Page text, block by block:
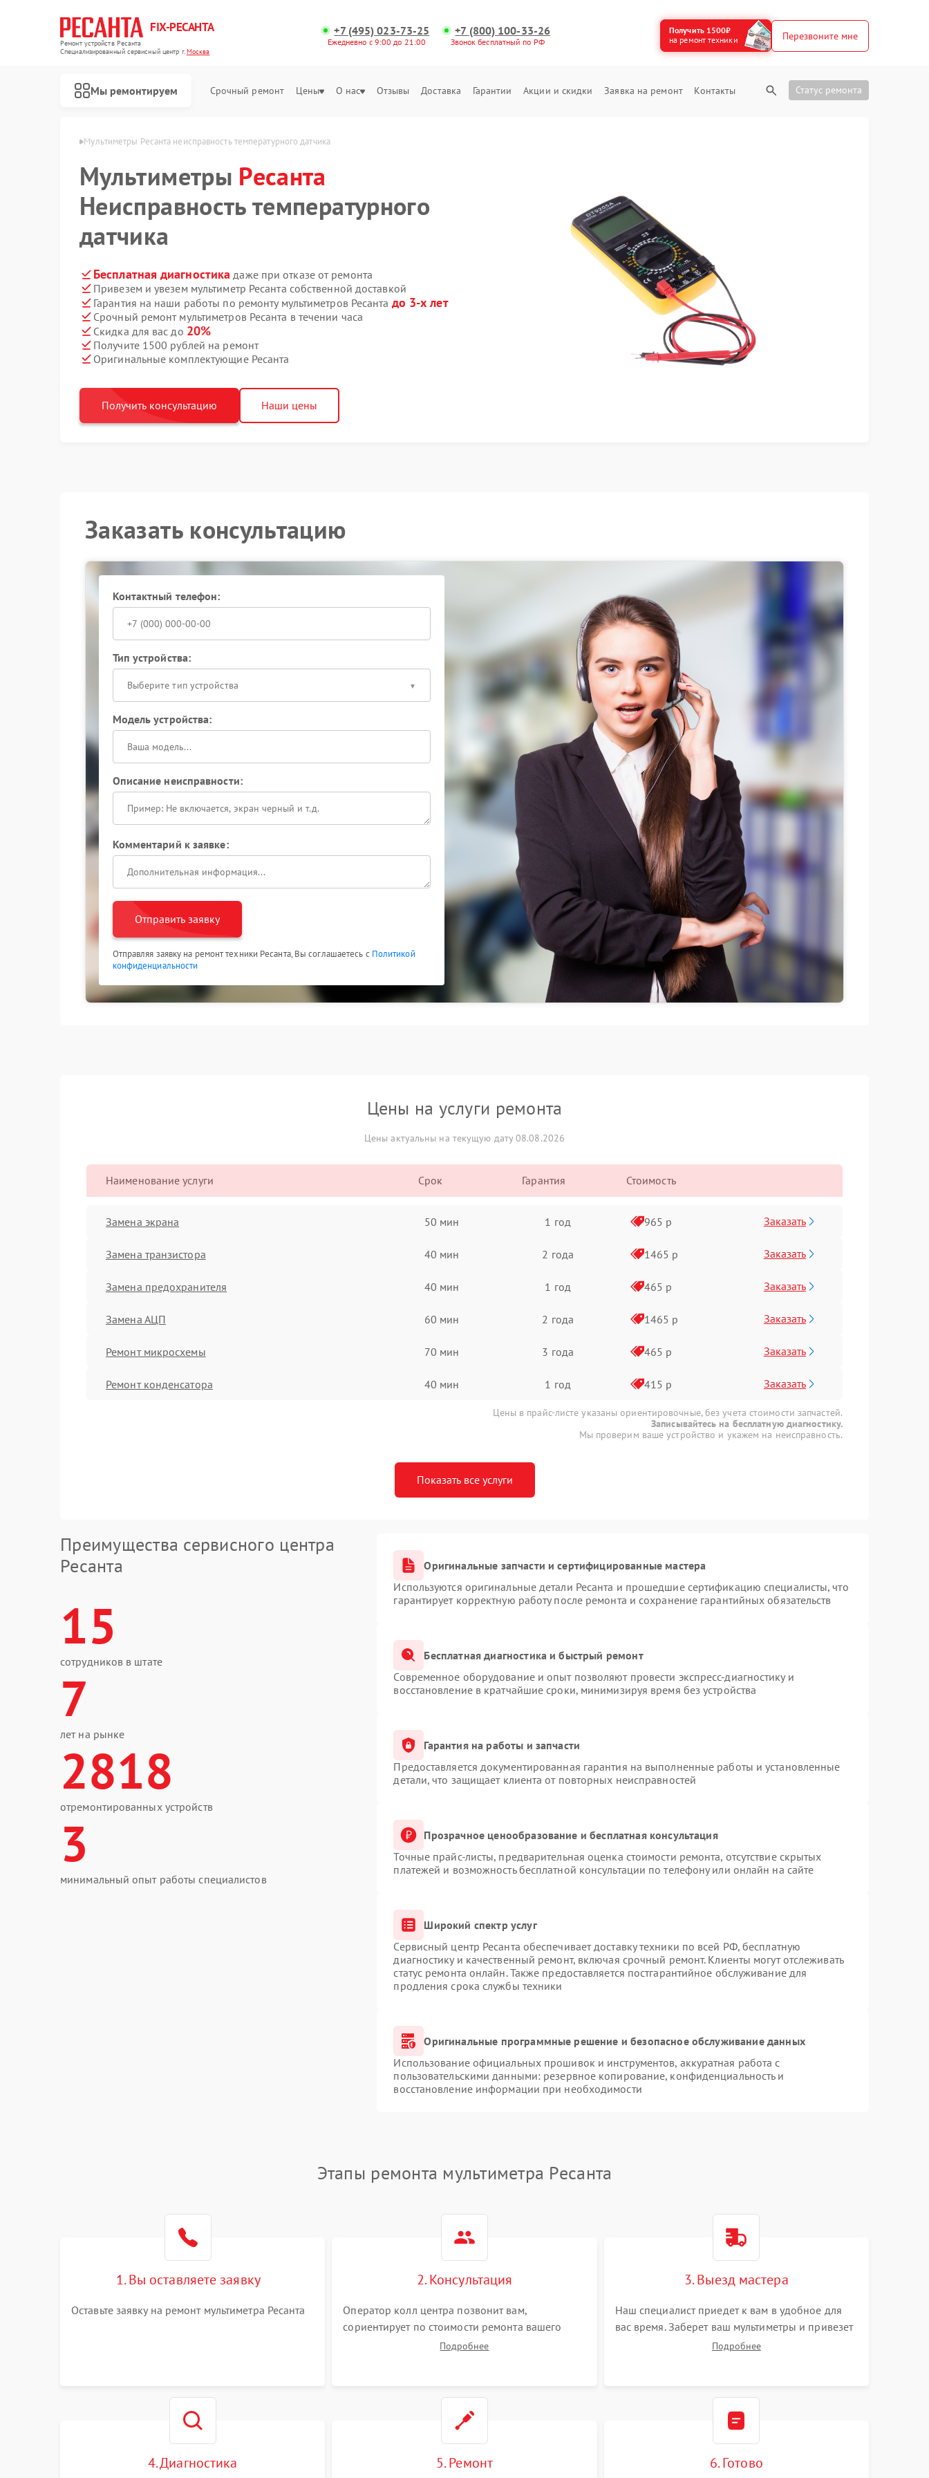
FIX-РЕСАНТА
Ремонт устройств Ресанта
Специализированный cервисный центр г.Москва
+7 (495) 023-73-25
Ежедневно с 9:00 до 21:00
+7 (800) 100-33-26
Звонок бесплатный по РФ
Получить 1500₽
на ремонт техники
Перезвоните мне
Мы ремонтируем Срочный ремонт Цены О нас Отзывы Доставка Гарантии Акции и скидки Заявка на ремонт Контакты Статус ремонта
Ресанта в Москве Мультиметры Ресанта неисправность температурного датчика
Мультиметры Ресанта
Неисправность температурного
датчика
Бесплатная диагностика даже при отказе от ремонта
Привезем и увезем мультиметр Ресанта собственной доставкой
Гарантия на наши работы по ремонту мультиметров Ресанта до 3-х лет
Срочный ремонт мультиметров Ресанта в течении часа
Скидка для вас до 20%
Получите 1500 рублей на ремонт
Оригинальные комплектующие Ресанта
Получить консультацию Наши цены
Заказать консультацию
Контактный телефон:
Тип устройства:
Выберите тип устройства
Модель устройства:
Описание неисправности:
Комментарий к заявке:
Отправить заявку
Отправляя заявку на ремонт техники Ресанта, Вы соглашаетесь с Политикой
конфиденциальности
Цены на услуги ремонта
Цены актуальны на текущую дату 08.08.2026
Наименование услуги Срок Гарантия Стоимость
Замена экрана 50 мин 1 год 965 р Заказать
Замена транзистора 40 мин 2 года 1465 р Заказать
Замена предохранителя 40 мин 1 год 465 р Заказать
Замена АЦП 60 мин 2 года 1465 р Заказать
Ремонт микросхемы 70 мин 3 года 465 р Заказать
Ремонт конденсатора 40 мин 1 год 415 р Заказать
Цены в прайс-листе указаны ориентировочные, без учета стоимости запчастей.
Записывайтесь на бесплатную диагностику.
Мы проверим ваше устройство и укажем на неисправность.
Показать все услуги
Преимущества сервисного центра
Ресанта
15
сотрудников в штате
7
лет на рынке
2818
отремонтированных устройств
3
минимальный опыт работы специалистов
Оригинальные запчасти и сертифицированные мастера
Используются оригинальные детали Ресанта и прошедшие сертификацию специалисты, что
гарантирует корректную работу после ремонта и сохранение гарантийных обязательств
Бесплатная диагностика и быстрый ремонт
Современное оборудование и опыт позволяют провести экспресс-диагностику и
восстановление в кратчайшие сроки, минимизируя время без устройства
Гарантия на работы и запчасти
Предоставляется документированная гарантия на выполненные работы и установленные
детали, что защищает клиента от повторных неисправностей
Прозрачное ценообразование и бесплатная консультация
Точные прайс-листы, предварительная оценка стоимости ремонта, отсутствие скрытых
платежей и возможность бесплатной консультации по телефону или онлайн на сайте
Широкий спектр услуг
Сервисный центр Ресанта обеспечивает доставку техники по всей РФ, бесплатную
диагностику и качественный ремонт, включая срочный ремонт. Клиенты могут отслеживать
статус ремонта онлайн. Также предоставляется постгарантийное обслуживание для
продления срока службы техники
Оригинальные программные решение и безопасное обслуживание данных
Использование официальных прошивок и инструментов, аккуратная работа с
пользовательскими данными: резервное копирование, конфиденциальность и
восстановление информации при необходимости
Этапы ремонта мультиметра Ресанта
1. Вы оставляете заявку
Оставьте заявку на ремонт мультиметра Ресанта
2. Консультация
Оператор колл центра позвонит вам,
сориентирует по стоимости ремонта вашего
мультиметра а также ответит на все ваши
Подробнее
3. Выезд мастера
Наш специалист приедет к вам в удобное для
вас время. Заберет ваш мультиметры и привезет
на склад для диагностики.
Подробнее
4. Диагностика 5. Ремонт 6. Готово